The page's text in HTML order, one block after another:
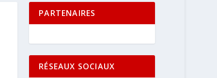
PARTENAIRES
RÉSEAUX SOCIAUX